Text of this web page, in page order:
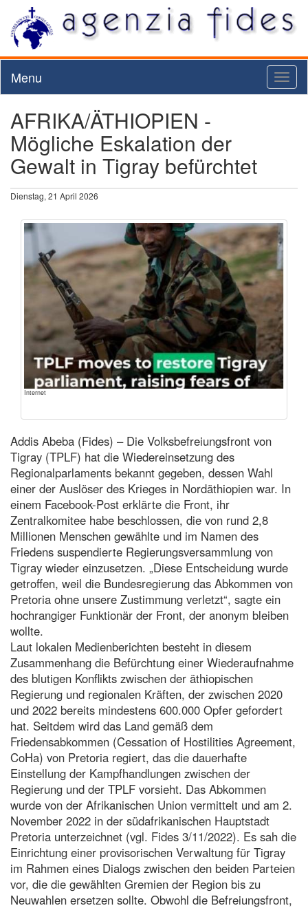
Menu
AFRIKA/ÄTHIOPIEN -
Mögliche Eskalation der
Gewalt in Tigray befürchtet
Dienstag, 21 April 2026
Internet
Addis Abeba (Fides) – Die Volksbefreiungsfront von
Tigray (TPLF) hat die Wiedereinsetzung des
Regionalparlaments bekannt gegeben, dessen Wahl
einer der Auslöser des Krieges in Nordäthiopien war. In
einem Facebook-Post erklärte die Front, ihr
Zentralkomitee habe beschlossen, die von rund 2,8
Millionen Menschen gewählte und im Namen des
Friedens suspendierte Regierungsversammlung von
Tigray wieder einzusetzen. „Diese Entscheidung wurde
getroffen, weil die Bundesregierung das Abkommen von
Pretoria ohne unsere Zustimmung verletzt“, sagte ein
hochrangiger Funktionär der Front, der anonym bleiben
wollte.
Laut lokalen Medienberichten besteht in diesem
Zusammenhang die Befürchtung einer Wiederaufnahme
des blutigen Konflikts zwischen der äthiopischen
Regierung und regionalen Kräften, der zwischen 2020
und 2022 bereits mindestens 600.000 Opfer gefordert
hat. Seitdem wird das Land gemäß dem
Friedensabkommen (Cessation of Hostilities Agreement,
CoHa) von Pretoria regiert, das die dauerhafte
Einstellung der Kampfhandlungen zwischen der
Regierung und der TPLF vorsieht. Das Abkommen
wurde von der Afrikanischen Union vermittelt und am 2.
November 2022 in der südafrikanischen Hauptstadt
Pretoria unterzeichnet (vgl. Fides 3/11/2022). Es sah die
Einrichtung einer provisorischen Verwaltung für Tigray
im Rahmen eines Dialogs zwischen den beiden Parteien
vor, die die gewählten Gremien der Region bis zu
Neuwahlen ersetzen sollte. Obwohl die Befreiungsfront,